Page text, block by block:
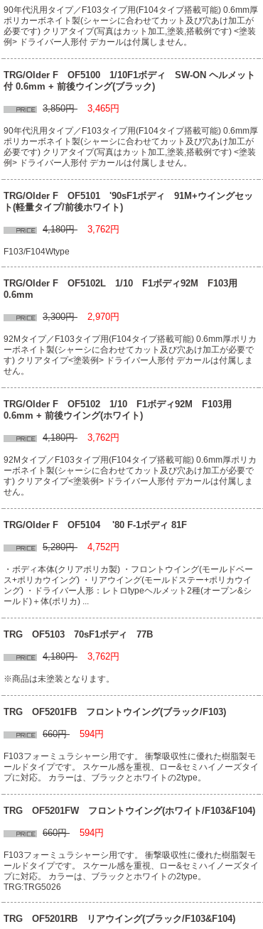
90年代汎用タイプ／F103タイプ用(F104タイプ搭載可能) 0.6mm厚
ポリカーボネイト製(シャーシに合わせてカット及び穴あけ加工が
必要です) クリアタイプ(写真はカット加工,塗装,搭載例です) <塗装
例> ドライバー人形付 デカールは付属しません。
TRG/Older F OF5100 1/10F1ボディ SW-ON ヘルメット
付 0.6mm + 前後ウイング(ブラック)
3,850円 3,465円
90年代汎用タイプ／F103タイプ用(F104タイプ搭載可能) 0.6mm厚
ポリカーボネイト製(シャーシに合わせてカット及び穴あけ加工が
必要です) クリアタイプ(写真はカット加工,塗装,搭載例です) <塗装
例> ドライバー人形付 デカールは付属しません。
TRG/Older F OF5101 '90sF1ボディ 91M+ウイングセッ
ト(軽量タイプ/前後ホワイト)
4,180円 3,762円
F103/F104Wtype
TRG/Older F OF5102L 1/10 F1ボディ92M F103用
0.6mm
3,300円 2,970円
92Mタイプ／F103タイプ用(F104タイプ搭載可能) 0.6mm厚ポリカ
ーボネイト製(シャーシに合わせてカット及び穴あけ加工が必要で
す) クリアタイプ<塗装例> ドライバー人形付 デカールは付属しま
せん。
TRG/Older F OF5102 1/10 F1ボディ92M F103用
0.6mm + 前後ウイング(ホワイト)
4,180円 3,762円
92Mタイプ／F103タイプ用(F104タイプ搭載可能) 0.6mm厚ポリカ
ーボネイト製(シャーシに合わせてカット及び穴あけ加工が必要で
す) クリアタイプ<塗装例> ドライバー人形付 デカールは付属しま
せん。
TRG/Older F OF5104 '80 F-1ボディ 81F
5,280円 4,752円
・ボディ本体(クリアポリカ製) ・フロントウイング(モールドベー
ス+ポリカウイング) ・リアウイング(モールドステー+ポリカウイ
ング) ・ドライバー人形：レトロtypeヘルメット2種(オープン&シ
ールド)＋体(ポリカ) ...
TRG OF5103 70sF1ボディ 77B
4,180円 3,762円
※商品は未塗装となります。
TRG OF5201FB フロントウイング(ブラック/F103)
660円 594円
F103フォーミュラシャーシ用です。 衝撃吸収性に優れた樹脂製モ
ールドタイプです。 スケール感を重視、ロー&セミハイノーズタイ
プに対応。 カラーは、ブラックとホワイトの2type。
TRG OF5201FW フロントウイング(ホワイト/F103&F104)
660円 594円
F103フォーミュラシャーシ用です。 衝撃吸収性に優れた樹脂製モ
ールドタイプです。 スケール感を重視、ロー&セミハイノーズタイ
プに対応。 カラーは、ブラックとホワイトの2type。
TRG:TRG5026
TRG OF5201RB リアウイング(ブラック/F103&F104)